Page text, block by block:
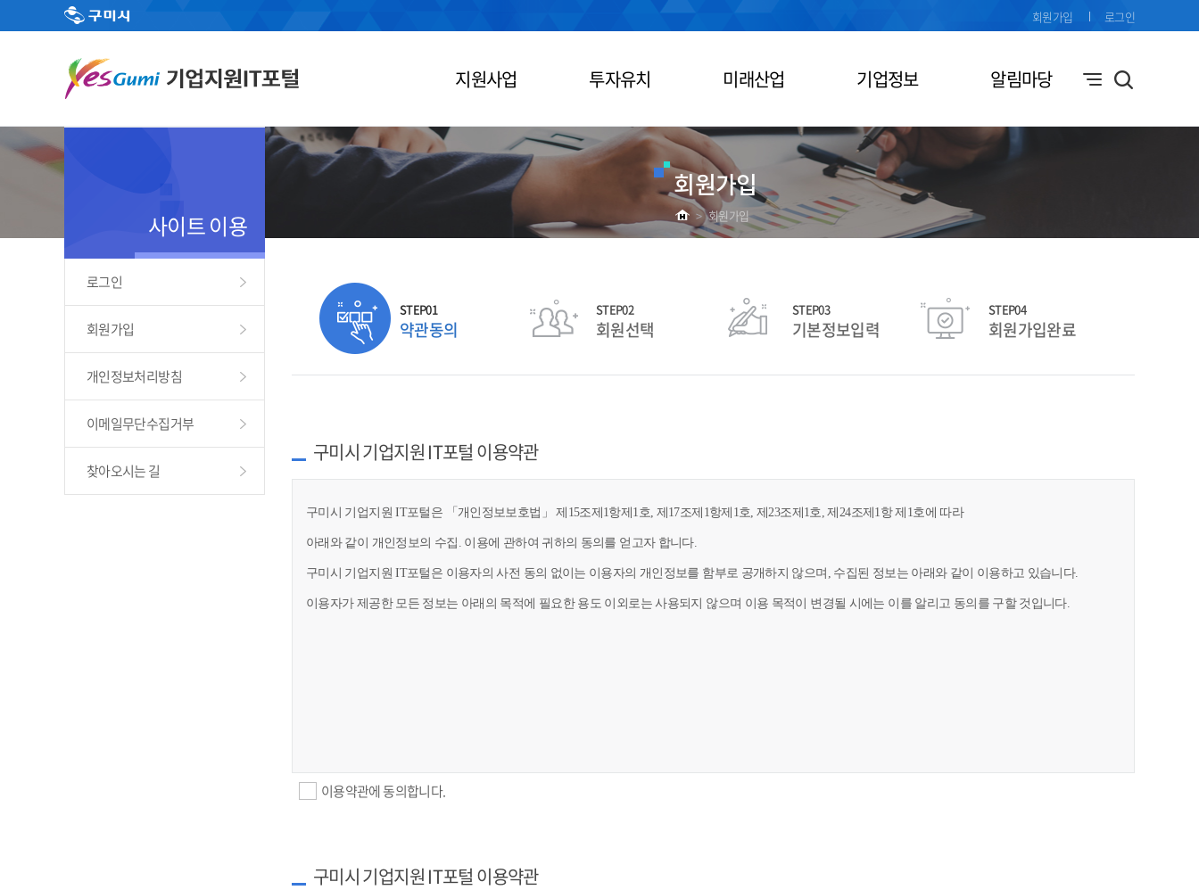
지원사업 투자유치 미래산업 기업정보 알림마당
회원가입 로그인
회원가입
> 회원가입
사이트 이용
로그인
회원가입
개인정보처리방침
이메일무단수집거부
찾아오시는 길
STEP01
약관동의
STEP02
회원선택
STEP03
기본정보입력
STEP04
회원가입완료
구미시 기업지원 IT포털 이용약관
구미시 기업지원 IT포털은 「개인정보보호법」 제15조제1항제1호, 제17조제1항제1호, 제23조제1호, 제24조제1항 제1호에 따라
아래와 같이 개인정보의 수집. 이용에 관하여 귀하의 동의를 얻고자 합니다.
구미시 기업지원 IT포털은 이용자의 사전 동의 없이는 이용자의 개인정보를 함부로 공개하지 않으며, 수집된 정보는 아래와 같이 이용하고 있습니다.
이용자가 제공한 모든 정보는 아래의 목적에 필요한 용도 이외로는 사용되지 않으며 이용 목적이 변경될 시에는 이를 알리고 동의를 구할 것입니다.
이용약관에 동의합니다.
구미시 기업지원 IT포털 이용약관